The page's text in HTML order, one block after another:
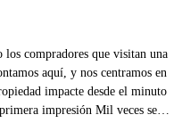
los compradores que visitan una
aquí, y nos centramos en
impacte desde el minuto
impresión Mil veces se…